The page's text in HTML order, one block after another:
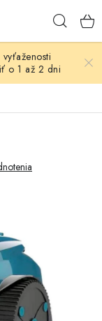
o 1 až 2 dni